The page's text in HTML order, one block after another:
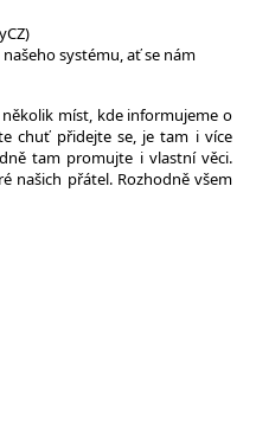
systému, ať se nám
míst, kde informujeme o
chuť přidejte se, je tam i více
tam promujte i vlastní věci.
našich přátel. Rozhodně všem